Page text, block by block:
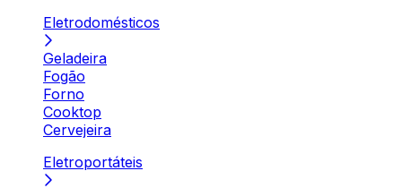
Eletrodomésticos
Geladeira
Fogão
Forno
Cooktop
Cervejeira
Eletroportáteis